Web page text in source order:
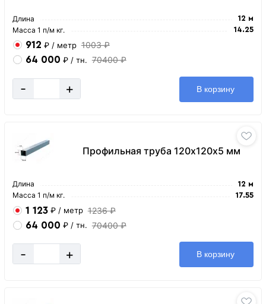
Длина 12 м
Масса 1 п/м кг. 14.25
912 ₽ / метр 1003 ₽
64 000 ₽ / тн. 70400 ₽
- + В корзину
Профильная труба 120х120х5 мм
Длина 12 м
Масса 1 п/м кг. 17.55
1 123 ₽ / метр 1236 ₽
64 000 ₽ / тн. 70400 ₽
- + В корзину